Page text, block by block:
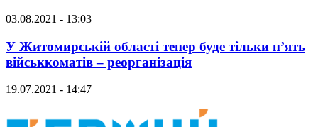
03.08.2021 - 13:03
У Житомирській області тепер буде тільки п’ять
військкоматів – реорганізація
19.07.2021 - 14:47